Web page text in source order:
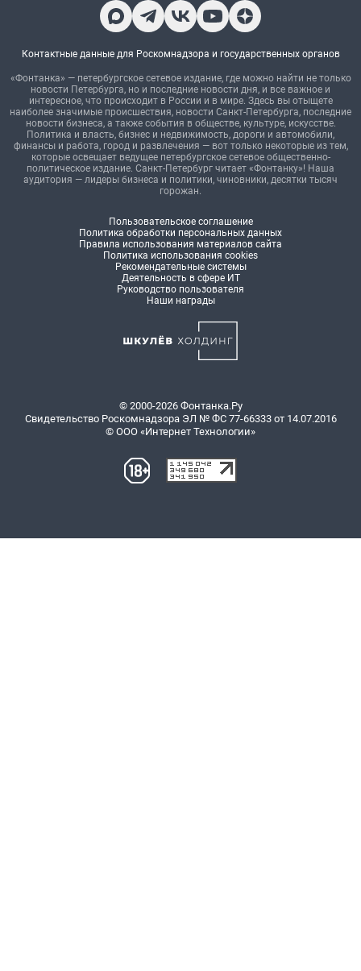
Контактные данные для Роскомнадзора и государственных органов
«Фонтанка» — петербургское сетевое издание, где можно найти не только
новости Петербурга, но и последние новости дня, и все важное и
интересное, что происходит в России и в мире. Здесь вы отыщете
наиболее значимые происшествия, новости Санкт-Петербурга, последние
новости бизнеса, а также события в обществе, культуре, искусстве.
Политика и власть, бизнес и недвижимость, дороги и автомобили,
финансы и работа, город и развлечения — вот только некоторые из тем,
которые освещает ведущее петербургское сетевое общественно-
политическое издание. Санкт-Петербург читает «Фонтанку»! Наша
аудитория — лидеры бизнеса и политики, чиновники, десятки тысяч
горожан.
Пользовательское соглашение
Политика обработки персональных данных
Правила использования материалов сайта
Политика использования cookies
Рекомендательные системы
Деятельность в сфере ИТ
Руководство пользователя
Наши награды
© 2000-2026 Фонтанка.Ру
Свидетельство Роскомнадзора ЭЛ № ФС 77-66333 от 14.07.2016
© ООО «Интернет Технологии»